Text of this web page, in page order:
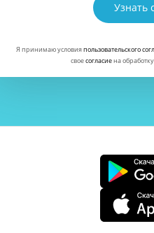
Узнать
Я принимаю условияпользовательского
своесогласиена